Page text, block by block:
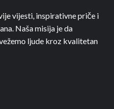
vijesti, inspirativne priče i
Naša misija je da
ljude kroz kvalitetan